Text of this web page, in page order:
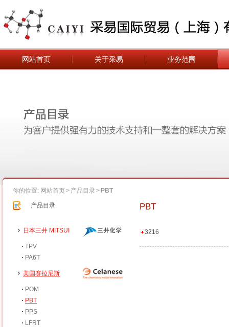
网站首页 关于采易 业务范围
你的位置: 网站首页> 产品目录> PBT
产品目录
日本三井 MITSUI
TPV
PA6T
美国赛拉尼斯
POM
PBT
PPS
LFRT
PBT
3216